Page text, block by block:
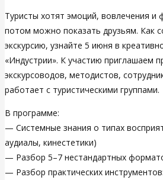
Туристы хотят эмоций, вовлечения
потом можно показать друзьям. Как
экскурсию, узнайте 5 июня в
«Индустрии». К участию приглашаем
экскурсоводов, методистов,
работает с туристическими группами.
В программе:
— Системные знания о типах
аудиалы, кинестетики)
— Разбор 5–7 нестандартных
— Разбор практических